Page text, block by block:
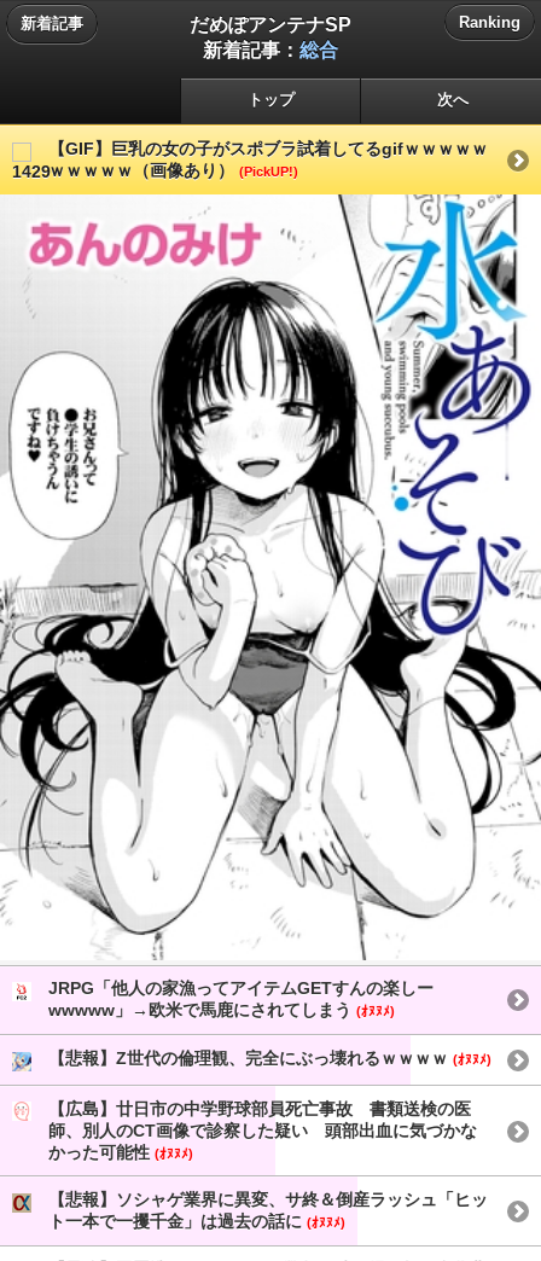
新着記事
だめぽアンテナSP
新着記事： 総合
Ranking
トップ 次へ
【GIF】巨乳の女の子がスポブラ試着してるgifｗｗｗｗｗ
ｗｗｗｗｗ（画像あり）
(PickUP!)
JRPG「他人の家漁ってアイテムGETすんの楽しー
wwwww」→欧米で馬鹿にされてしまう (ｵﾇﾇﾒ)
【悲報】Z世代の倫理観、完全にぶっ壊れるｗｗｗｗ (ｵﾇﾇﾒ)
【広島】廿日市の中学野球部員死亡事故 書類送検の医
師、別人のCT画像で診察した疑い 頭部出血に気づかな
かった可能性 (ｵﾇﾇﾒ)
【悲報】ソシャゲ業界に異変、サ終＆倒産ラッシュ「ヒッ
ト一本で一攫千金」は過去の話に (ｵﾇﾇﾒ)